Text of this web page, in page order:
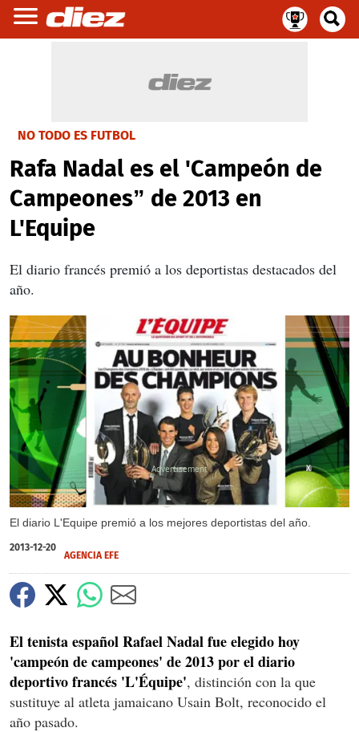
NO TODO ES FUTBOL
Rafa Nadal es el 'Campeón de
Campeones” de 2013 en
L'Equipe
El diario francés premió a los deportistas destacados del
año.
El diario L'Equipe premió a los mejores deportistas del año.
X
2013-12-20
AGENCIA EFE
El tenista español Rafael Nadal fue elegido hoy
'campeón de campeones' de 2013 por el diario
deportivo francés 'L'Équipe', distinción con la que
sustituye al atleta jamaicano Usain Bolt, reconocido el
año pasado.